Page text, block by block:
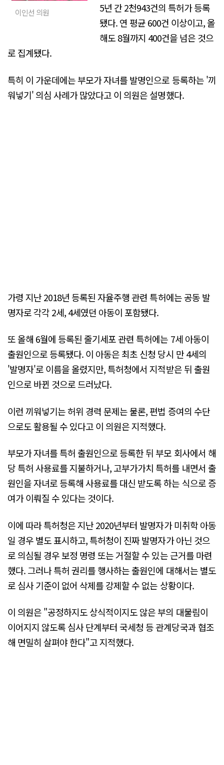
이인선 의원
5년 간 2천943건의 특허가 등록
됐다. 연 평균 600건 이상이고, 올
해도 8월까지 400건을 넘은 것으
로 집계됐다.
특히 이 가운데에는 부모가 자녀를 발명인으로 등록하는 '끼
워넣기' 의심 사례가 많았다고 이 의원은 설명했다.
가령 지난 2018년 등록된 자율주행 관련 특허에는 공동 발
명자로 각각 2세, 4세였던 아동이 포함됐다.
또 올해 6월에 등록된 줄기세포 관련 특허에는 7세 아동이
출원인으로 등록됐다. 이 아동은 최초 신청 당시 만 4세의
'발명자'로 이름을 올렸지만, 특허청에서 지적받은 뒤 출원
인으로 바뀐 것으로 드러났다.
이런 끼워넣기는 허위 경력 문제는 물론, 편법 증여의 수단
으로도 활용될 수 있다고 이 의원은 지적했다.
부모가 자녀를 특허 출원인으로 등록한 뒤 부모 회사에서 해
당 특허 사용료를 지불하거나, 고부가가치 특허를 내면서 출
원인을 자녀로 등록해 사용료를 대신 받도록 하는 식으로 증
여가 이뤄질 수 있다는 것이다.
이에 따라 특허청은 지난 2020년부터 발명자가 미취학 아동
일 경우 별도 표시하고, 특허청이 진짜 발명자가 아닌 것으
로 의심될 경우 보정 명령 또는 거절할 수 있는 근거를 마련
했다. 그러나 특허 권리를 행사하는 출원인에 대해서는 별도
로 심사 기준이 없어 삭제를 강제할 수 없는 상황이다.
이 의원은 "공정하지도 상식적이지도 않은 부의 대물림이
이어지지 않도록 심사 단계부터 국세청 등 관계당국과 협조
해 면밀히 살펴야 한다"고 지적했다.